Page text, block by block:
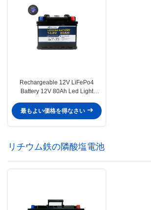
Rechargeable 12V LiFePo4
Battery 12V 80Ah Led Light
tricycle
最もよい価格を得なさい
リチウム鉄の隣酸塩電池